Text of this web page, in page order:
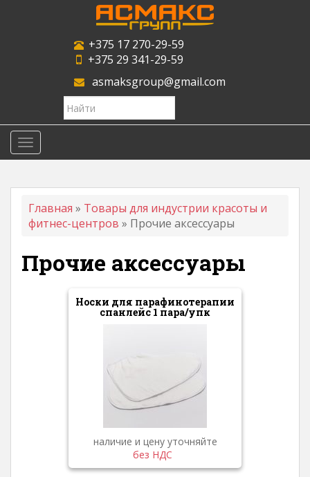
i
c
+375 17 270-29-59
+375 29 341-29-59
asmaksgroup@gmail.com
Search
for:
TOGGLE NAVIGATION
Главная » Товары для индустрии красоты и
фитнес-центров » Прочие аксессуары
Прочие аксессуары
Носки для парафинотерапии
спанлейс 1 пара/упк
наличие и цену уточняйте
без НДС